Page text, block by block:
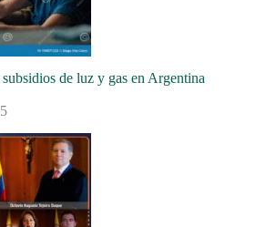
de luz y gas en Argentina